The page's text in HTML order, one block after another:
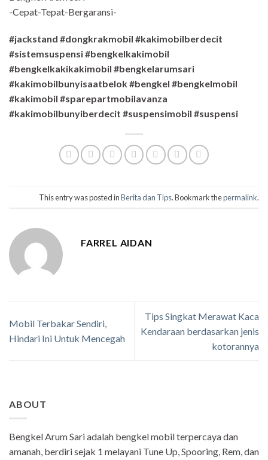
ABOUT
Bengkel Arum Sari adalah bengkel mobil terpercaya dan
amanah, berdiri sejak 1 melayani Tune Up, Spooring, Rem, dan
-Cepat-Tepat-Bergaransi-
#jackstand #dongkrakmobil #kakimobilberdecit
#sistemsuspensi #bengkelkakimobil
#bengkelkakikakimobil #bengkelarumsari
#kakimobilbunyisaatbelok #bengkel #bengkelmobil
#kakimobil #sparepartmobilavanza
#kakimobilbunyiberdecit #suspensimobil #suspensi
This entry was posted inBerita dan Tips. Bookmark thepermalink.
FARREL AIDAN
Mobil Terbakar Sendiri,
Hindari Ini Untuk Mencegah
Tips Singkat Merawat Kaca
Kendaraan berdasarkan jenis
kotorannya